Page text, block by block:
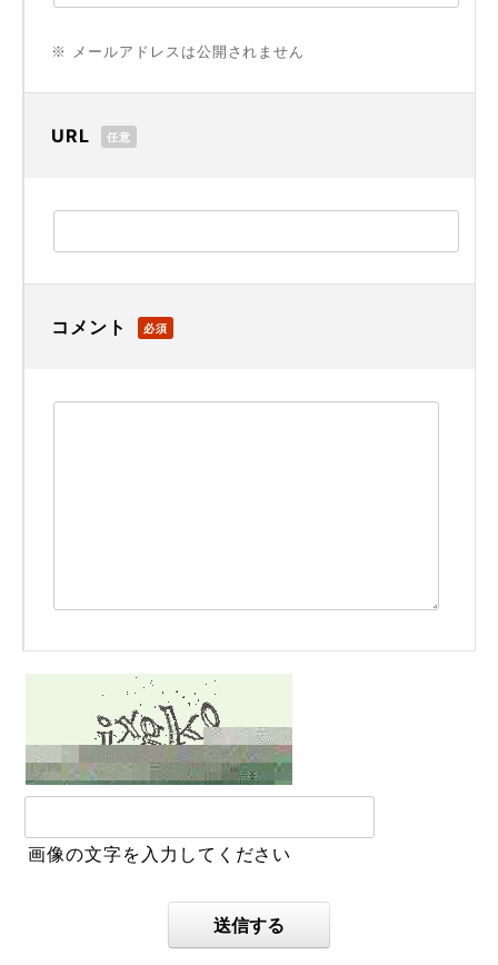
※ メールアドレスは公開されません
URL 任意
コメント 必須
画像の文字を入力してください
送信する